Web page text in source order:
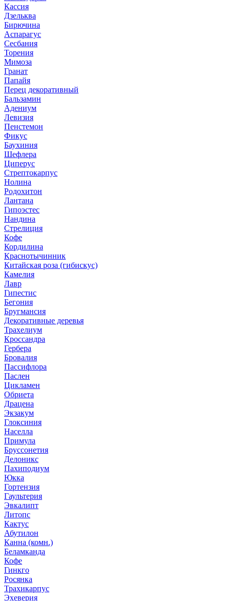
Кассия
Дзельква
Бирючина
Аспарагус
Сесбания
Торения
Мимоза
Гранат
Папайя
Перец декоративный
Бальзамин
Адениум
Левизия
Пенстемон
Фикус
Баухиния
Шефлера
Циперус
Стрептокарпус
Нолина
Родохитон
Лантана
Гипоэстес
Нандина
Стрелиция
Кофе
Кордилина
Краснотычинник
Китайская роза (гибискус)
Камелия
Лавр
Гипестис
Бегония
Бругмансия
Декоративные деревья
Трахелиум
Кроссандра
Гербера
Бровалия
Пассифлора
Паслен
Цикламен
Обриета
Драцена
Экзакум
Глоксиния
Населла
Примула
Бруссонетия
Делоникс
Пахиподиум
Юкка
Гортензия
Гаультерия
Эвкалипт
Литопс
Кактус
Абутилон
Канна (комн.)
Беламканда
Кофе
Гинкго
Росянка
Трахикарпус
Эхеверия